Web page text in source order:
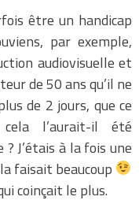
être un handicap
par exemple,
audiovisuelle et
de 50 ans qu’il ne
de 2 jours, que ce
l’aurait-il été
J’étais à la fois une
faisait beaucoup
coinçait le plus.